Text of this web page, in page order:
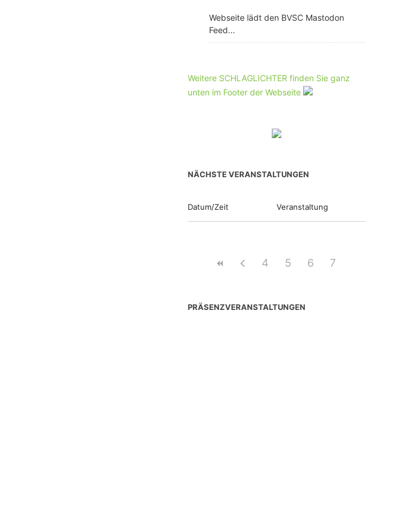
Webseite lädt den BVSC Mastodon
Feed...
Weitere SCHLAGLICHTER finden Sie ganz
unten im Footer der Webseite
NÄCHSTE VERANSTALTUNGEN
Datum/Zeit Veranstaltung
4 5 6 7
PRÄSENZVERANSTALTUNGEN